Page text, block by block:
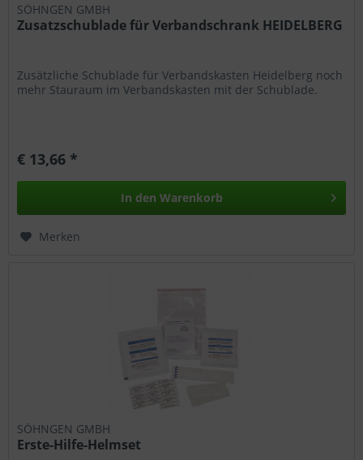
SÖHNGEN GMBH
Zusatzschublade für Verbandschrank HEIDELBERG
Zusätzliche Schublade für Verbandskasten Heidelberg noch
mehr Stauraum im Verbandskasten mit der Schublade.
€ 13,66 *
In den Warenkorb
Merken
SÖHNGEN GMBH
Erste-Hilfe-Helmset